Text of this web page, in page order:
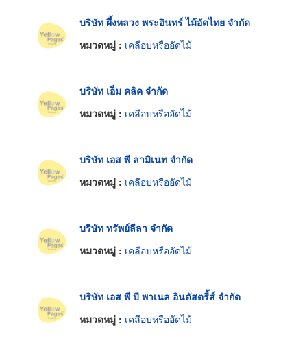
บริษัท ผึ้งหลวง พระอินทร์ ไม้อัดไทย จำกัด
หมวดหมู่ : เคลือบหรืออัดไม้
บริษัท เอ็ม คลิค จำกัด
หมวดหมู่ : เคลือบหรืออัดไม้
บริษัท เอส พี ลามิเนท จำกัด
หมวดหมู่ : เคลือบหรืออัดไม้
บริษัท ทรัพย์ลีลา จำกัด
หมวดหมู่ : เคลือบหรืออัดไม้
บริษัท เอส พี บี พาเนล อินดัสตรี้ส์ จำกัด
หมวดหมู่ : เคลือบหรืออัดไม้